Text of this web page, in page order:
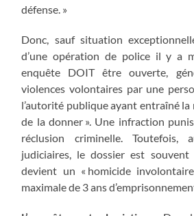
défense. »
Donc, sauf situation
d’une opération de police il y a
enquête DOIT être ouverte,
violences volontaires par une
l’autorité publique ayant entraîné
de la donner ». Une infraction
réclusion criminelle.
judiciaires, le dossier est souvent
devient un « homicide
maximale de 3 ans